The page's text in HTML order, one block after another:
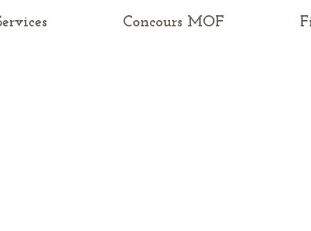
Concours MOF